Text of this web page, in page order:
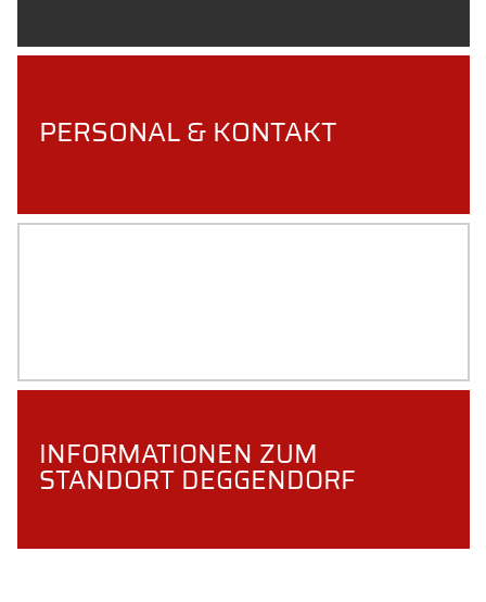
PERSONAL & KONTAKT
INFORMATIONEN ZUM
STANDORT DEGGENDORF